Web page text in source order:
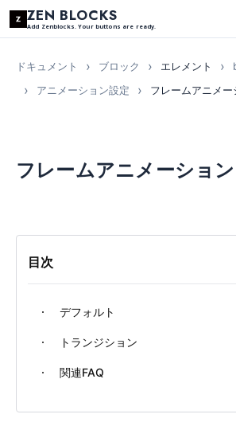
ZEN BLOCKS
Add Zenblocks. Your buttons are ready.
ドキュメント ブロック エレメント
アニメーション設定
フレームアニメー
フレームアニメーション
目次
デフォルト
トランジション
関連FAQ